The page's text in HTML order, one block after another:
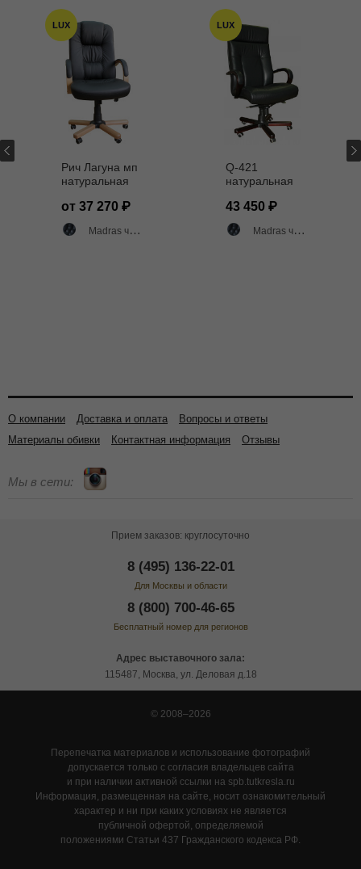
LUX
Рич Лагуна мп
натуральная
черный
от 37 270
Madras черный матовый
LUX
Q-421
натуральная
черная
43 450
Madras черный матовый
О компании Доставка и оплата
Вопросы и ответы
Материалы обивки
Контактная информация Отзывы
Мы в сети:
Прием заказов: круглосуточно
8 (495) 136-22-01
Для Москвы и области
8 (800) 700-46-65
Бесплатный номер для регионов
Адрес выставочного зала:
115487, Москва, ул. Деловая д.18
© 2008–2026
Перепечатка материалов и использование фотографий
допускается только с согласия владельцев сайта
и при наличии активной ссылки на spb.tutkresla.ru
Информация, размещенная на сайте, носит ознакомительный
характер и ни при каких условиях не является
публичной офертой, определяемой
положениями Статьи 437 Гражданского кодекса РФ.